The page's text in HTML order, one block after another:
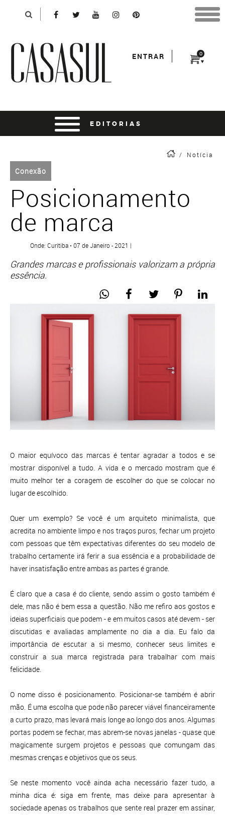
0
ENTRAR
/ Notícia
Conexão
Posicionamento
de marca
Onde: Curitiba • 07 de Janeiro - 2021 |
Grandes marcas e profissionais valorizam a própria
essência.
O maior equívoco das marcas é tentar agradar a todos e se
mostrar disponível a tudo. A vida e o mercado mostram que é
muito melhor ter a coragem de escolher do que se colocar no
lugar de escolhido.
Quer um exemplo? Se você é um arquiteto minimalista, que
acredita no ambiente limpo e nos traços puros, fechar um projeto
com pessoas que têm expectativas diferentes do seu modelo de
trabalho certamente irá ferir a sua essência e a probabilidade de
haver insatisfação entre ambas as partes é grande.
É claro que a casa é do cliente, sendo assim o gosto também é
dele, mas não é bem essa a questão. Não me refiro aos gostos e
ideias superficiais que podem - e em muitos casos até devem - ser
discutidas e avaliadas amplamente no dia a dia. Eu falo da
importância de escutar a si mesmo, conhecer seus limites e
construir a sua marca registrada para trabalhar com mais
felicidade.
O nome disso é posicionamento. Posicionar-se também é abrir
mão. É uma escolha que pode não parecer viável financeiramente
a curto prazo, mas levará mais longe ao longo dos anos. Algumas
portas podem se fechar, mas abrem-se novas janelas - quase que
magicamente surgem projetos e pessoas que comungam das
mesmas crenças e objetivos que os seus.
Se neste momento você ainda acha necessário fazer tudo, a
minha dica é: siga em frente, mas deixe para apresentar à
sociedade apenas os trabalhos que sente real prazer em assinar,
*Para finalizar sua compra informe seu e-mail:
*Senha:
entrar usando o facebook